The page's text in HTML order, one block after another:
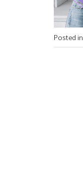
Posted in